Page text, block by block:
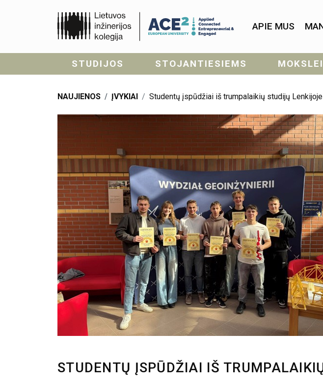
APIE MUS
STUDIJOS STOJANTIESIEMS
NAUJIENOS ĮVYKIAI Studentų įspūdžiai iš trumpalaikių studijų Lenkijoje
STUDENTŲ ĮSPŪDŽIAI IŠ